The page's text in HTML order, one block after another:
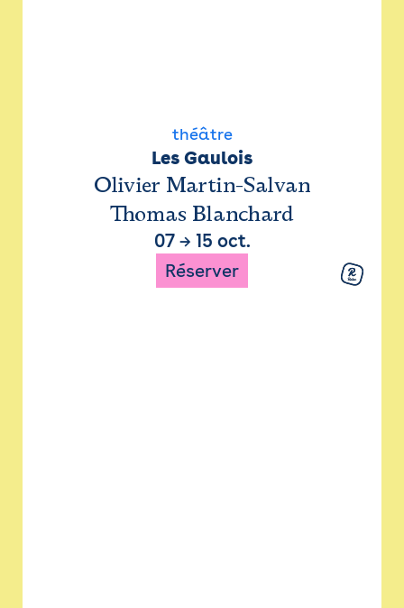
théâtre
Les Gaulois
Olivier Martin-Salvan
Thomas Blanchard
07→ 15 oct.
Réserver